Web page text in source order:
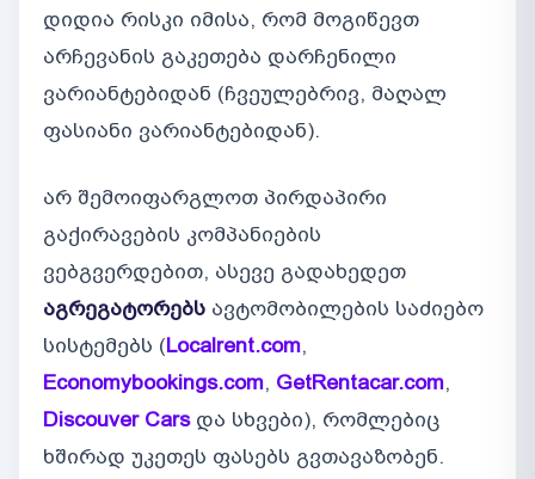
დიდია რისკი იმისა, რომ მოგიწევთ
არჩევანის გაკეთება დარჩენილი
ვარიანტებიდან (ჩვეულებრივ, მაღალ
ფასიანი ვარიანტებიდან).
არ შემოიფარგლოთ პირდაპირი
გაქირავების კომპანიების
ვებგვერდებით, ასევე გადახედეთ
აგრეგატორებს ავტომობილების საძიებო
სისტემებს (Localrent.com,
Economybookings.com, GetRentacar.com,
Discouver Carsდა სხვები), რომლებიც
ხშირად უკეთეს ფასებს გვთავაზობენ.